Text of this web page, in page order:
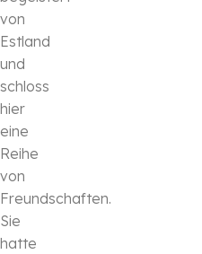
von
Estland
und
schloss
hier
eine
Reihe
von
Freundschaften.
Sie
hatte